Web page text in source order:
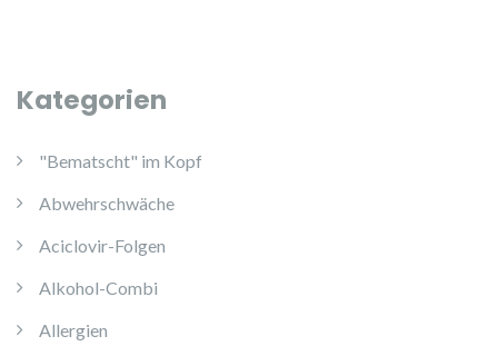
Kategorien
"Bematscht" im Kopf
Abwehrschwäche
Aciclovir-Folgen
Alkohol-Combi
Allergien